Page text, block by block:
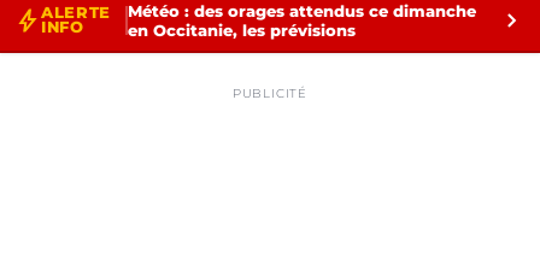
bolt ALERTE
INFO
Météo : des orages attendus ce dimanche
en Occitanie, les prévisions
chevron_right
PUBLICITÉ